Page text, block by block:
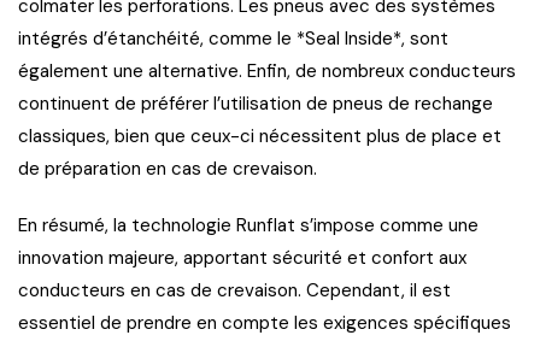
colmater les perforations. Les pneus avec des systèmes
intégrés d’étanchéité, comme le *Seal Inside*, sont
également une alternative. Enfin, de nombreux conducteurs
continuent de préférer l’utilisation de pneus de rechange
classiques, bien que ceux-ci nécessitent plus de place et
de préparation en cas de crevaison.
En résumé, la technologie Runflat s’impose comme une
innovation majeure, apportant sécurité et confort aux
conducteurs en cas de crevaison. Cependant, il est
essentiel de prendre en compte les exigences spécifiques